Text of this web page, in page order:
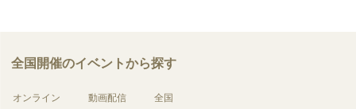
全国開催のイベントから探す
オンライン 動画配信 全国